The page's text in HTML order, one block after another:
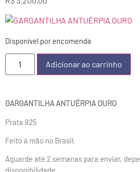
Disponível por encomenda
Adicionar ao carrinho
GARGANTILHA ANTUÉRPIA OURO
Prata 925
Feito à mão no Brasil.
Aguarde até 2 semanas para enviar,
disponibilidade.